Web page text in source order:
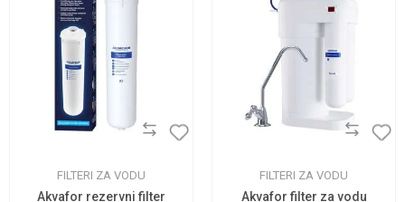
FILTERI ZA VODU
Akvafor rezervni filter
FILTERI ZA VODU
Akvafor filter za vodu